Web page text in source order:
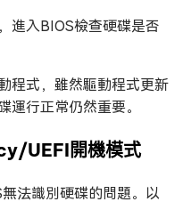
進入BIOS檢查硬碟是否
程式，雖然驅動程式更新
運行正常仍然重要。
UEFI開機模式
法識別硬碟的問題。以